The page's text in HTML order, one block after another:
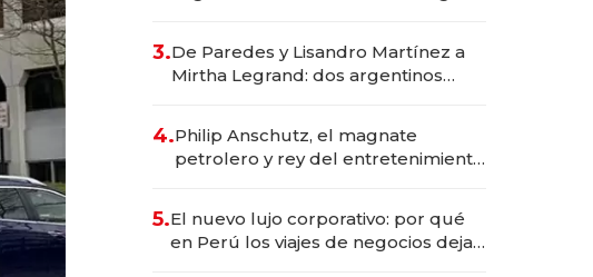
marcas "fast premium"
3.De Paredes y Lisandro Martínez a
Mirtha Legrand: dos argentinos
4.Philip Anschutz, el magnate
petrolero y rey del entretenimiento
5.El nuevo lujo corporativo: por qué
en Perú los viajes de negocios dejan